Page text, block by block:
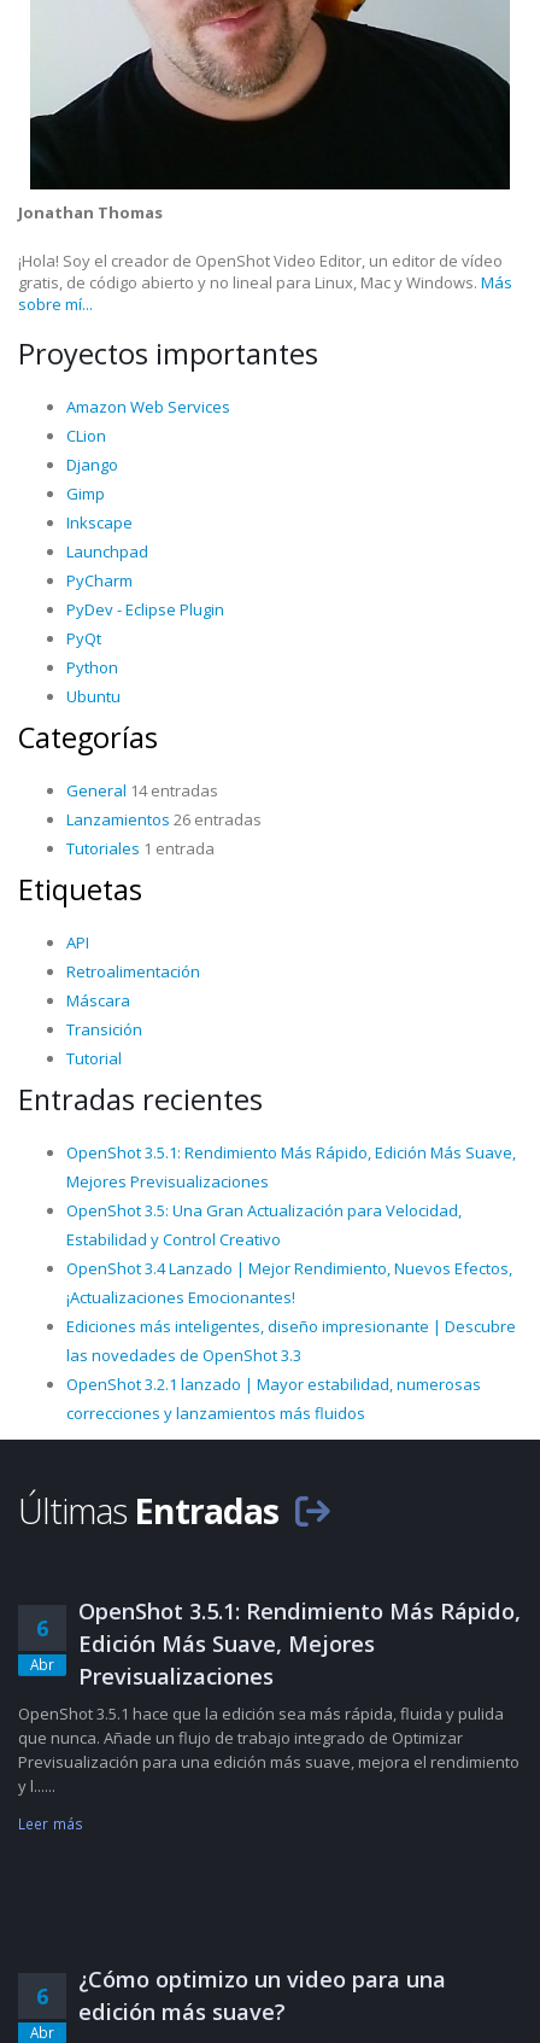
Jonathan Thomas
¡Hola! Soy el creador de OpenShot Video Editor, un editor de vídeo
gratis, de código abierto y no lineal para Linux, Mac y Windows. Más
sobre mí...
Proyectos importantes
Amazon Web Services
CLion
Django
Gimp
Inkscape
Launchpad
PyCharm
PyDev - Eclipse Plugin
PyQt
Python
Ubuntu
Categorías
General 14 entradas
Lanzamientos 26 entradas
Tutoriales 1 entrada
Etiquetas
API
Retroalimentación
Máscara
Transición
Tutorial
Entradas recientes
OpenShot 3.5.1: Rendimiento Más Rápido, Edición Más Suave,
Mejores Previsualizaciones
OpenShot 3.5: Una Gran Actualización para Velocidad,
Estabilidad y Control Creativo
OpenShot 3.4 Lanzado | Mejor Rendimiento, Nuevos Efectos,
¡Actualizaciones Emocionantes!
Ediciones más inteligentes, diseño impresionante | Descubre
las novedades de OpenShot 3.3
OpenShot 3.2.1 lanzado | Mayor estabilidad, numerosas
correcciones y lanzamientos más fluidos
Últimas Entradas
6
Abr
OpenShot 3.5.1: Rendimiento Más Rápido,
Edición Más Suave, Mejores
Previsualizaciones
OpenShot 3.5.1 hace que la edición sea más rápida, fluida y pulida
que nunca. Añade un flujo de trabajo integrado de Optimizar
Previsualización para una edición más suave, mejora el rendimiento
y l......
Leer más
6
Abr
¿Cómo optimizo un video para una
edición más suave?